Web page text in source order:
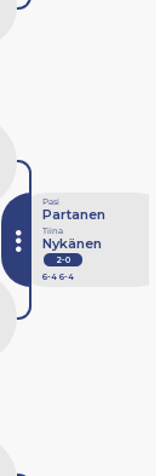
Pasi
Partanen
Tiina
Nykänen
2-0
6-46-4